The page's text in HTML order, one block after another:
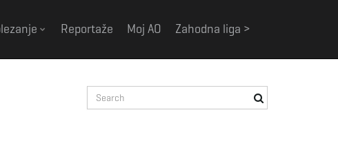
Reportaže Moj AO Zahodna liga >
e